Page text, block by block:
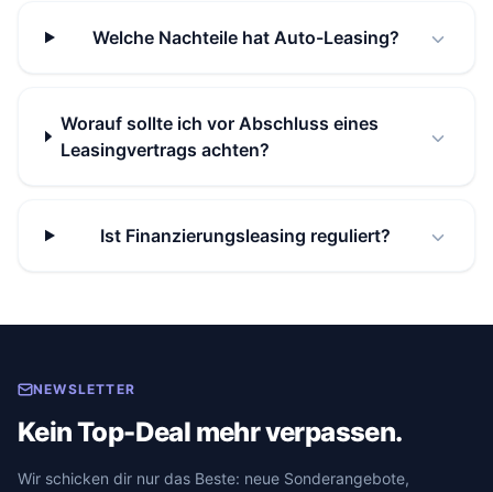
Welche Nachteile hat Auto-Leasing?
Worauf sollte ich vor Abschluss eines
Leasingvertrags achten?
Ist Finanzierungsleasing reguliert?
NEWSLETTER
Kein Top-Deal mehr verpassen.
Wir schicken dir nur das Beste: neue Sonderangebote,